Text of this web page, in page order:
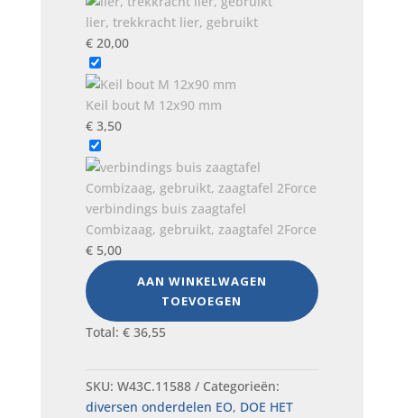
lier, trekkracht lier, gebruikt
€20,00
Keil bout M 12x90 mm
€3,50
verbindings buis zaagtafel
Combizaag, gebruikt, zaagtafel 2Force
€5,00
AAN WINKELWAGEN
TOEVOEGEN
Total: €36,55
SKU: W43C.11588
Categorieën:
diversen onderdelen EO, DOE HET